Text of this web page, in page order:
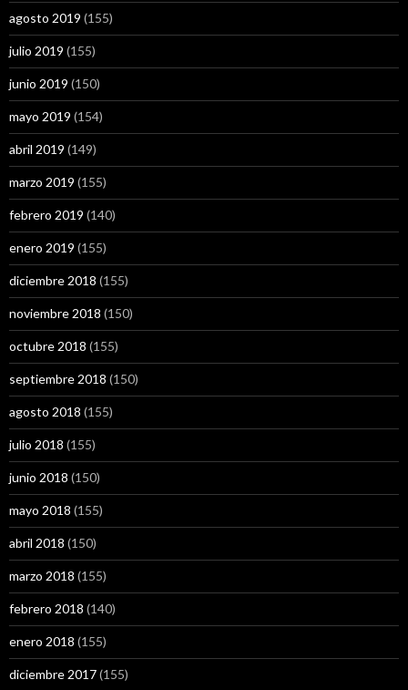
agosto 2019 (155)
julio 2019 (155)
junio 2019 (150)
mayo 2019 (154)
abril 2019 (149)
marzo 2019 (155)
febrero 2019 (140)
enero 2019 (155)
diciembre 2018 (155)
noviembre 2018 (150)
octubre 2018 (155)
septiembre 2018 (150)
agosto 2018 (155)
julio 2018 (155)
junio 2018 (150)
mayo 2018 (155)
abril 2018 (150)
marzo 2018 (155)
febrero 2018 (140)
enero 2018 (155)
diciembre 2017(155)